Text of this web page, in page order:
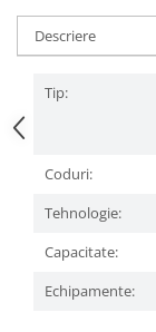
Descriere
Tip:
Coduri:
Tehnologie:
Capacitate:
Echipamente: